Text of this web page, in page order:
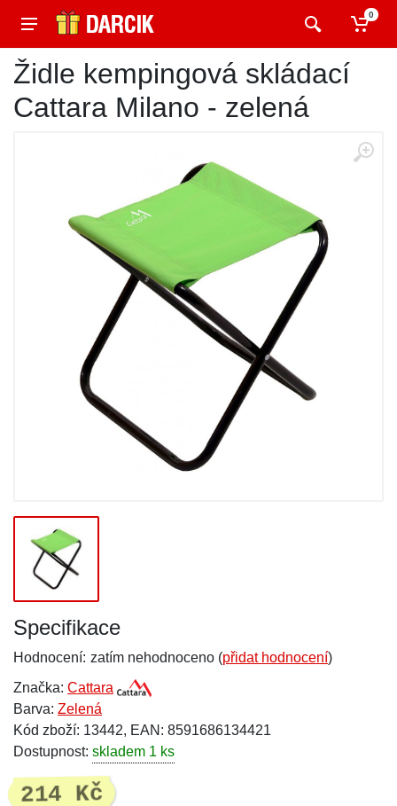
0
Židle kempingová skládací
Cattara Milano - zelená
Specifikace
Hodnocení: zatím nehodnoceno (přidat hodnocení)
Značka: Cattara
Barva: Zelená
Kód zboží: 13442, EAN: 8591686134421
Dostupnost: skladem 1 ks
214 Kč